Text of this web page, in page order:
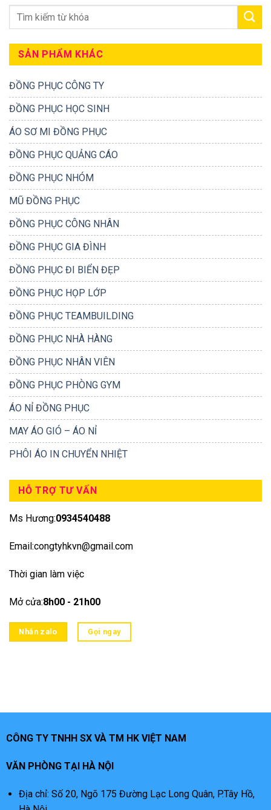
SẢN PHẨM KHÁC
ĐỒNG PHỤC CÔNG TY
ĐỒNG PHỤC HỌC SINH
ÁO SƠ MI ĐỒNG PHỤC
ĐỒNG PHỤC QUẢNG CÁO
ĐỒNG PHỤC NHÓM
MŨ ĐỒNG PHỤC
ĐỒNG PHỤC CÔNG NHÂN
ĐỒNG PHỤC GIA ĐÌNH
ĐỒNG PHỤC ĐI BIỂN ĐẸP
ĐỒNG PHỤC HỌP LỚP
ĐỒNG PHỤC TEAMBUILDING
ĐỒNG PHỤC NHÀ HÀNG
ĐỒNG PHỤC NHÂN VIÊN
ĐỒNG PHỤC PHÒNG GYM
ÁO NỈ ĐỒNG PHỤC
MAY ÁO GIÓ – ÁO NỈ
PHÔI ÁO IN CHUYỂN NHIỆT
HỖ TRỢ TƯ VẤN
Ms Hương:0934540488
Email:congtyhkvn@gmail.com
Thời gian làm việc
Mở cửa:8h00 - 21h00
Nhắn zalo Gọi ngay
CÔNG TY TNHH SX VÀ TM HK VIỆT NAM
VĂN PHÒNG TẠI HÀ NỘI
Địa chỉ: Số 20, Ngõ 175 Đường Lạc Long Quân, P.Tây Hồ,